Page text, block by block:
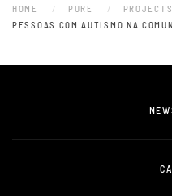
HOME PURE PROJECTS
PESSOAS COM AUTISMO NA